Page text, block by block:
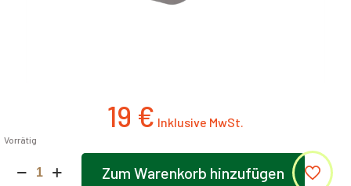
19 €
Vorrätig
Vorderradkotflügel
Zum Warenkorb hinzufügen
Alternative: